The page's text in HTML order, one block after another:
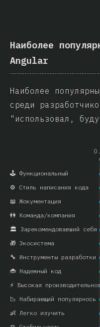
Наиболее
Angular
Наиболее
среди
"использовал,
👶 Легко изучить
📉 Набирающий популярнось
⚡ Высокая
🐞 Надежный код
🔧 Инструменты разработки
🎁 Экосистема
🏛️ Зарекомендовавший себя
👫 Команда/компания
📖 Жокументация
⚙️ Стиль написания кода
🕹️ Функциональный